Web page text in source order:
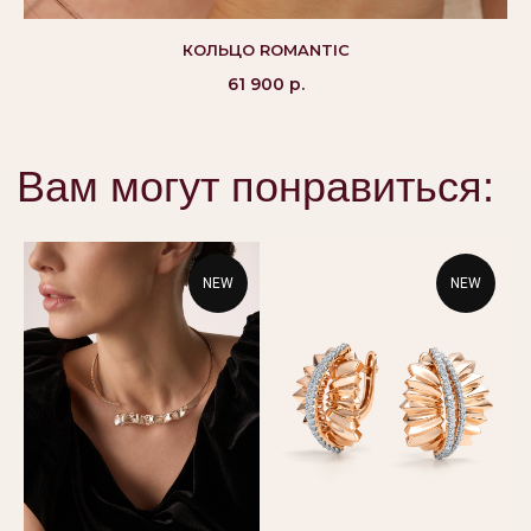
КОЛЬЦО ROMANTIC
61 900 р.
NEW NEW
©Alikor, Все права защищены, 1999-2026 ООО
«Костромская ювелирная фабрика «АЛЬКОР». ИНН